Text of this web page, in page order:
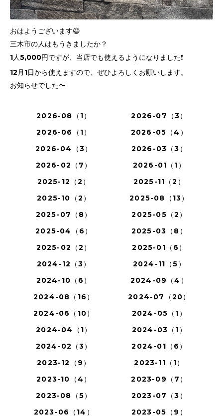
おはようございます😃
三木市の人はもうきましたか？
1人5,000円ですが、当店でも使えるようになりました❗️
12月1日から使えますので、ぜひよろしくお願いします。
お知らせでした〜
2026-08（1）
2026-07（3）
2026-06（1）
2026-05（4）
2026-04（3）
2026-03（3）
2026-02（7）
2026-01（1）
2025-12（2）
2025-11（2）
2025-10（2）
2025-08（13）
2025-07（8）
2025-05（2）
2025-04（6）
2025-03（8）
2025-02（2）
2025-01（6）
2024-12（3）
2024-11（5）
2024-10（6）
2024-09（4）
2024-08（16）
2024-07（20）
2024-06（10）
2024-05（1）
2024-04（1）
2024-03（1）
2024-02（3）
2024-01（6）
2023-12（9）
2023-11（1）
2023-10（4）
2023-09（7）
2023-08（5）
2023-07（3）
2023-06（14）
2023-05（9）